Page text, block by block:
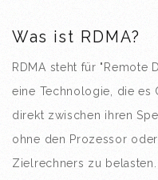
Was ist RDMA?
RDMA steht für "Remote
eine Technologie, die es
direkt zwischen ihren
ohne den Prozessor
Zielrechners zu